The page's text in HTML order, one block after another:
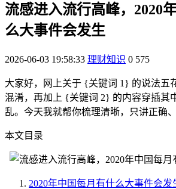
流感进入流行高峰，2020
么大事件会发生
2026-06-03 19:58:33 理财知识 0 575
大家好，网上关于 {关键词 1} 的说法五
混淆，再加上 {关键词 2} 的内容穿插其
乱。今天我就帮你梳理清晰，只讲正确
本文目录
2020年中国每月有什么大事件会发